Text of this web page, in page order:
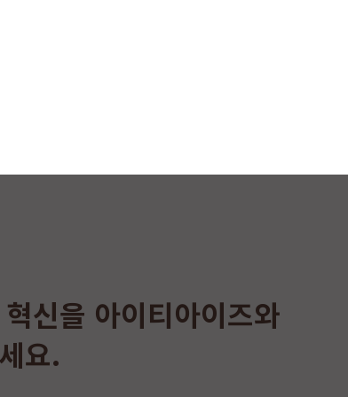
신을 아이티아이즈와
요.